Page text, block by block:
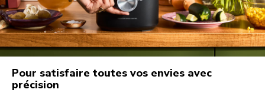
Pour satisfaire toutes vos envies avec
précision